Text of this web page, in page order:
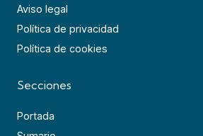
Aviso legal
Política de privacidad
Política de cookies
Secciones
Portada